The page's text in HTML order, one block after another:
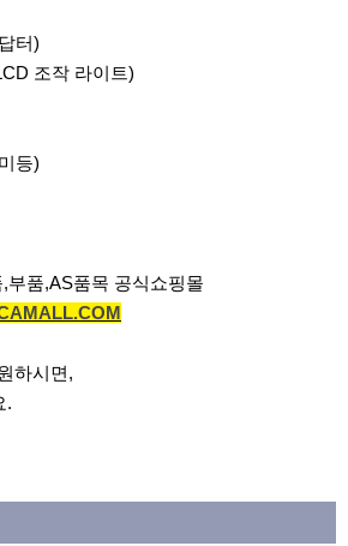
터)
조작 라이트)
등)
부품,AS품목 공식쇼핑몰
하시면,
.